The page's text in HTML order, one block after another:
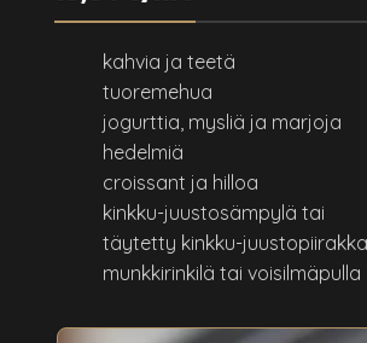
kahvia ja teetä
tuoremehua
jogurttia, mysliä ja marjoja
hedelmiä
croissant ja hilloa
kinkku-juustosämpylä tai
täytetty kinkku-juustopiirakka
munkkirinkilä tai voisilmäpulla